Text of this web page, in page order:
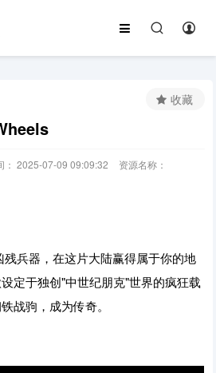
： 2025-07-09 09:09:32
资源名称：
收藏
兵器，在这片大陆赢得属于你的地
定于独创"中世纪朋克"世界的疯狂载
战驹，成为传奇。